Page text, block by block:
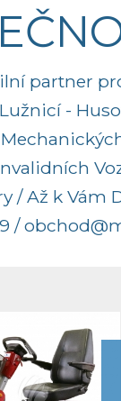
partner
-
/ Až k Vám
/